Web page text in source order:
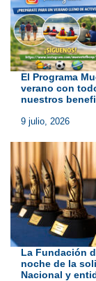
El Programa
verano con
nuestros
9 julio, 2026
La Fundación
noche de la
Nacional y